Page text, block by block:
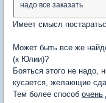
надо все заказать
Имеет смысл
Может быть все же
(к Юлии)?
Бояться этого не надо,
кусается, желающие
Тем более способ очень